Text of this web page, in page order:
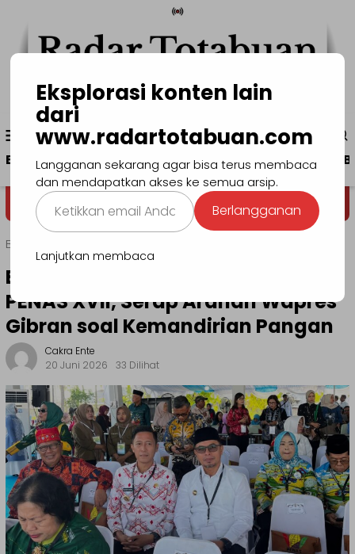
konten
Menu
Mobile
www.radartotabuan.com
Beranda Kotamobagu Bolmong Boltim
Dega' Niondon Selamat
Beranda
Bupati Bolsel Hadiri Pembukaan
PENAS XVII, Serap Arahan Wapres
Gibran soal Kemandirian Pangan
Cakra Ente
20 Juni 2026
33 Dilihat
Eksplorasi konten lain
dari
www.radartotabuan.com
Langganan sekarang agar bisa terus membaca
dan mendapatkan akses ke semua arsip.
Ketikkan
email
Anda...
Berlangganan
Lanjutkan membaca